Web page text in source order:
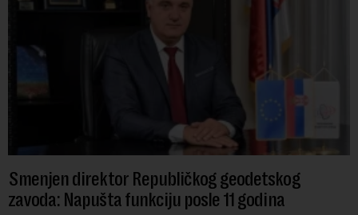
Smenjen direktor Republičkog geodetskog
zavoda: Napušta funkciju posle 11 godina